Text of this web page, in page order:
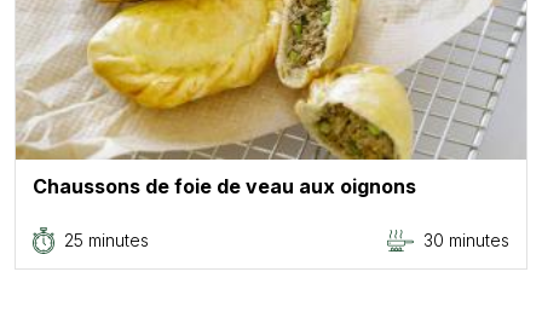
Chaussons de foie de veau aux oignons
25 minutes 30 minutes